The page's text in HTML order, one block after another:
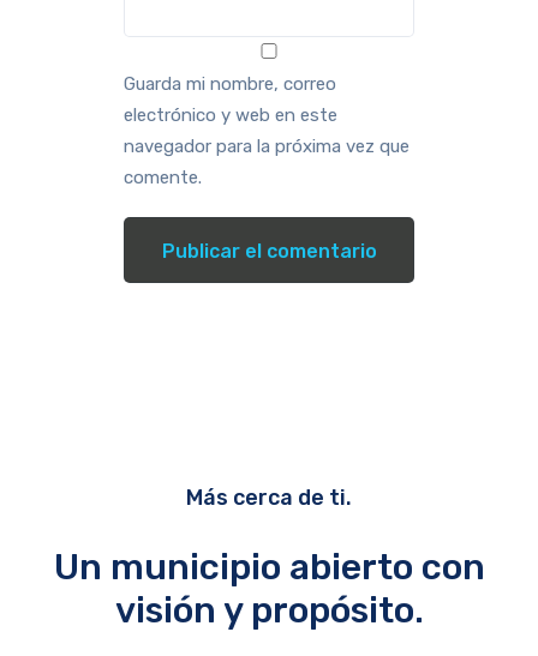
Guarda mi nombre, correo
electrónico y web en este
navegador para la próxima vez que
comente.
Más cerca de ti.
Un municipio abierto con
visión y propósito.